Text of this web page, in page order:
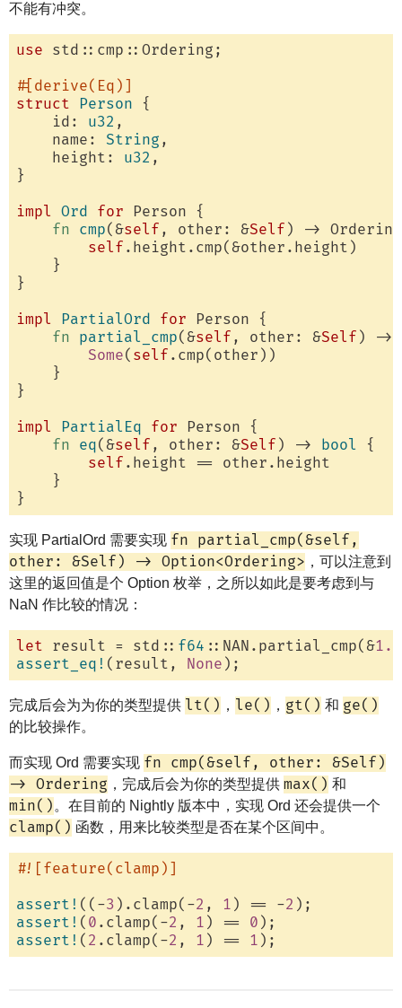
不能有冲突。
use std::cmp::Ordering;
#[derive(Eq)]
struct Person {
    id:
u32 ,
    name:
String ,
    height:
u32 ,
}
impl Ord for Person {
fn cmp(&self , other: &Self ) ->
self .height.cmp(&other.height)
    }
}
impl PartialOrd for Person {
fn partial_cmp(&self , other: &Self ) ->
Some( self .cmp(other))
    }
}
impl PartialEq for Person {
fn eq(&self , other: &Self ) -> bool {
self .height == other.height
    }
实现 PartialOrd 需要实现 fn partial_cmp(&self,
other: &Self) -> Option<Ordering> ，可以注意到
这里的返回值是个 Option 枚举，之所以如此是要考虑到与
NaN 作比较的情况：
let result = std:: f64 ::NAN.partial_cmp(&1.0
assert_eq! (result, None
完成后会为为你的类型提供 lt() ， le() ， gt() 和 ge()
的比较操作。
而实现 Ord 需要实现 fn cmp(&self, other: &Self)
-> Ordering ，完成后会为你的类型提供 max() 和
min()。在目前的 Nightly 版本中，实现 Ord 还会提供一个
clamp() 函数，用来比较类型是否在某个区间中。
#![feature(clamp)]
assert! ((-3 ).clamp(-2 , 1 ) == -2
assert! ( 0 .clamp(-2 , 1 ) == 0
assert! ( 2 .clamp(-2 , 1 ) == 1